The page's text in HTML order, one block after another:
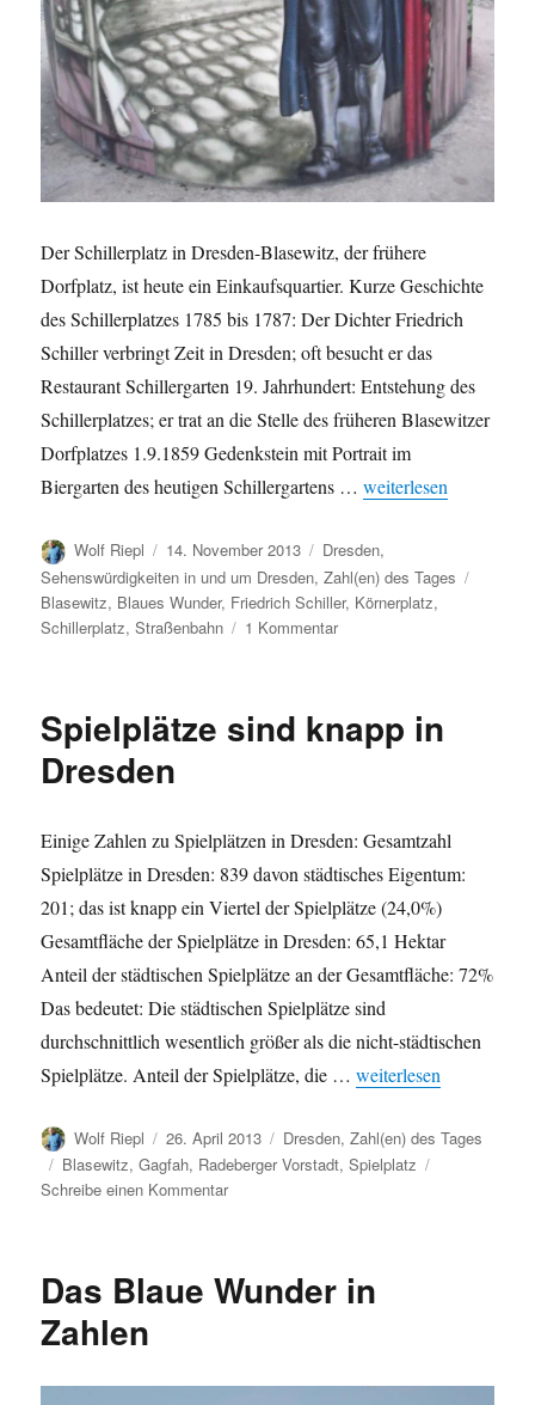
Der Schillerplatz in Dresden-Blasewitz, der frühere
Dorfplatz, ist heute ein Einkaufsquartier. Kurze Geschichte
des Schillerplatzes 1785 bis 1787: Der Dichter Friedrich
Schiller verbringt Zeit in Dresden; oft besucht er das
Restaurant Schillergarten 19. Jahrhundert: Entstehung des
Schillerplatzes; er trat an die Stelle des früheren Blasewitzer
Dorfplatzes 1.9.1859 Gedenkstein mit Portrait im
Biergarten des heutigen Schillergartens …„Einige Zahlen zum
weiterlesen
Autor
Wolf Riepl
Veröffentlicht
am
14. November 2013 Kategorien
Dresden,
Sehenswürdigkeiten in und um Dresden,Zahl(en) des Tages
Blasewitz, Blaues Wunder, Friedrich Schiller, Körnerplatz,
Schillerplatz,Straßenbahn 1 Kommentarzu
Schillerplatz
Spielplätze sind knapp in
Dresden
Einige Zahlen zu Spielplätzen in Dresden: Gesamtzahl
Spielplätze in Dresden: 839 davon städtisches Eigentum:
201; das ist knapp ein Viertel der Spielplätze (24,0%)
Gesamtfläche der Spielplätze in Dresden: 65,1 Hektar
Anteil der städtischen Spielplätze an der Gesamtfläche: 72%
Das bedeutet: Die städtischen Spielplätze sind
durchschnittlich wesentlich größer als die nicht-städtischen
Spielplätze. Anteil der Spielplätze, die …„Spielplätze sind
weiterlesen
Autor
Wolf Riepl
Veröffentlicht
am
26. April 2013 Kategorien
Dresden,Zahl(en) des Tages
Schlagwörter
Blasewitz,Gagfah, Radeberger Vorstadt,Spielplatz
Schreibe einen Kommentarzu
in
Das Blaue Wunder in
Zahlen